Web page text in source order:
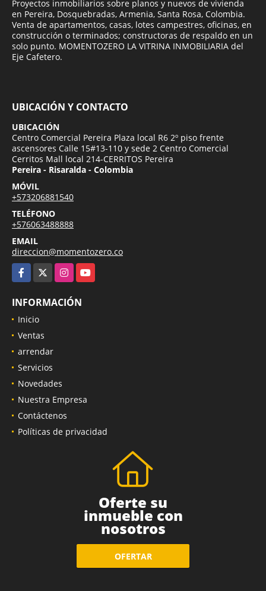
Proyectos inmobiliarios sobre planos y nuevos de vivienda
en Pereira, Dosquebradas, Armenia, Santa Rosa, Colombia.
Venta de apartamentos, casas, lotes campestres, oficinas, en
construcción o terminados; constructoras de respaldo en un
solo punto. MOMENTOZERO LA VITRINA INMOBILIARIA del
Eje Cafetero.
UBICACIÓN Y CONTACTO
UBICACIÓN
Centro Comercial Pereira Plaza local R6 2º piso frente
ascensores Calle 15#13-110 y sede 2 Centro Comercial
Cerritos Mall local 214-CERRITOS Pereira
Pereira - Risaralda - Colombia
MÓVIL
+573206881540
TELÉFONO
+576063488888
EMAIL
direccion@momentozero.co
Facebook
InstagramYouTube
INFORMACIÓN
Inicio
Ventas
arrendar
Servicios
Novedades
Nuestra Empresa
Contáctenos
Políticas de privacidad
Oferte su
inmueble con
nosotros
OFERTAR